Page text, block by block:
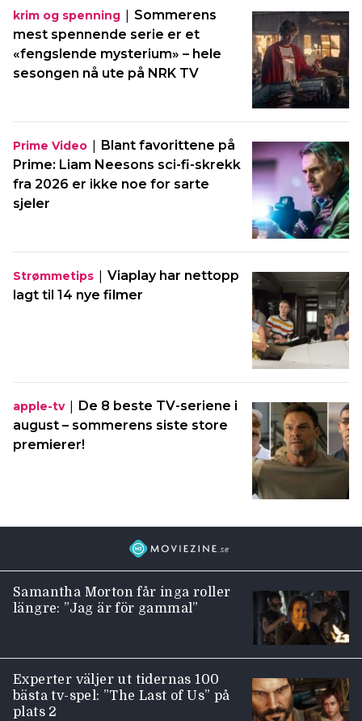
krim og spenning | Sommerens
mest spennende serie er et
«fengslende mysterium» – hele
sesongen nå ute på NRK TV
Prime Video | Blant favorittene på
Prime: Liam Neesons sci-fi-skrekk
fra 2026 er ikke noe for sarte
sjeler
Strømmetips | Viaplay har nettopp
lagt til 14 nye filmer
apple-tv| De 8 beste TV-seriene i
august – sommerens siste store
premierer!
Samantha Morton får inga roller
längre: ”Jag är för gammal”
Experter väljer ut tidernas 100
bästa tv-spel: ”The Last of Us” på
plats 2